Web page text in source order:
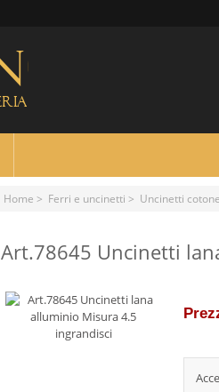
Home > Ferri e uncinetti > Uncinetti
Art.78645 Uncinetti
ingrandisci